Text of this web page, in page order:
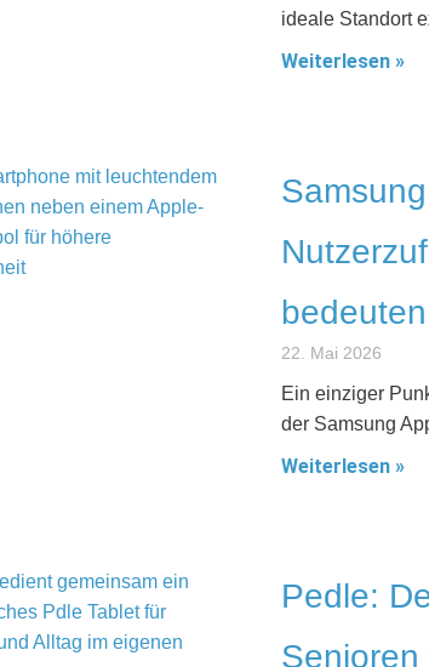
ideale Standort
Weiterlesen »
bedeuten
22. Mai 2026
Ein einziger
der Samsung
Weiterlesen »
Pedle:
Senioren